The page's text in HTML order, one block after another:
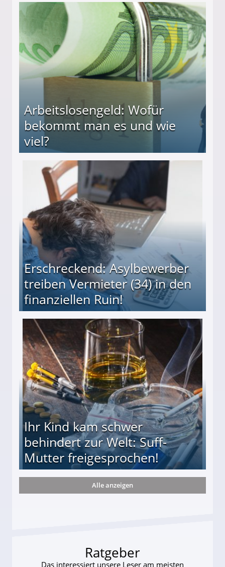
Arbeitslosengeld: Wofür
bekommt man es und wie
viel?
und wie viel?
Erschreckend: Asylbewerber
treiben Vermieter (34) in den
finanziellen Ruin!
(34) in den finanziellen Ruin!
Ihr Kind kam schwer
behindert zur Welt: Suff-
Mutter freigesprochen!
Mutter freigesprochen!
Alle anzeigen
Ratgeber
Das interessiert unsere Leser am meisten